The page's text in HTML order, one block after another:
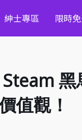
紳士專區 限時
值觀！